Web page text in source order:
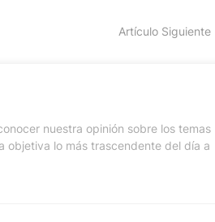
Artículo Siguiente
nuestra opinión sobre los temas
objetiva lo más trascendente del día a